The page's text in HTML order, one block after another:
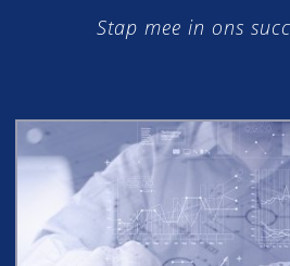
Stap mee in ons